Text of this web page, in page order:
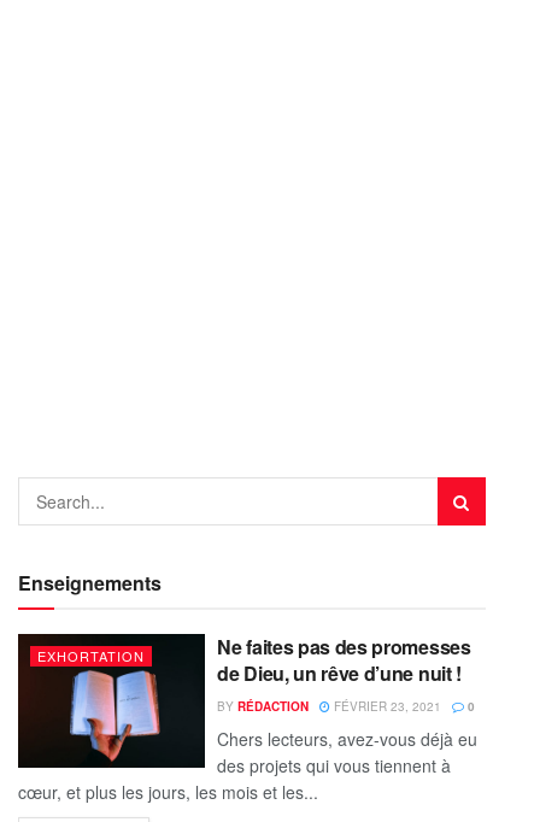
Enseignements
EXHORTATION
Ne faites pas des promesses
de Dieu, un rêve d’une nuit !
BY RÉDACTION FÉVRIER 23, 2021 0
Chers lecteurs, avez-vous déjà eu
des projets qui vous tiennent à
cœur, et plus les jours, les mois et les...